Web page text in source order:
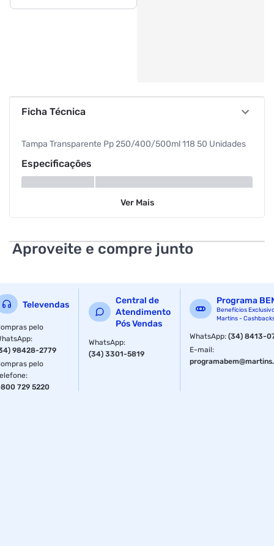
Ficha Técnica
Tampa Transparente Pp 250/400/500ml 118 50 Unidades
Especificações
Ver Mais
Aproveite e compre junto
Televendas
pelo
:
98428-2779
pelo
:
729 5220
Central de
Atendimento
Pós Vendas
WhatsApp:
(34) 3301-5819
Programa
Benefícios
Martins -
WhatsApp:(34) 8413-
E-mail: